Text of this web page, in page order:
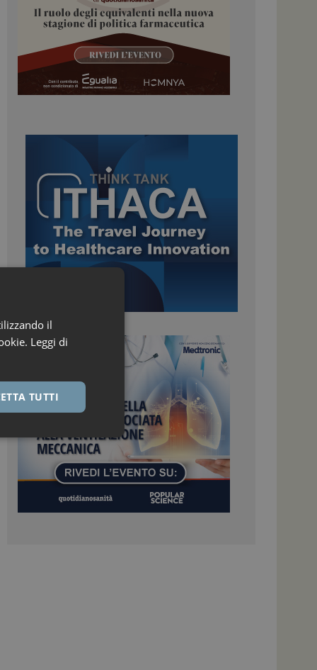
il
Leggi di
TUTTI
sulle pagine
Universal
del
da Google.
utenti
in modo casuale